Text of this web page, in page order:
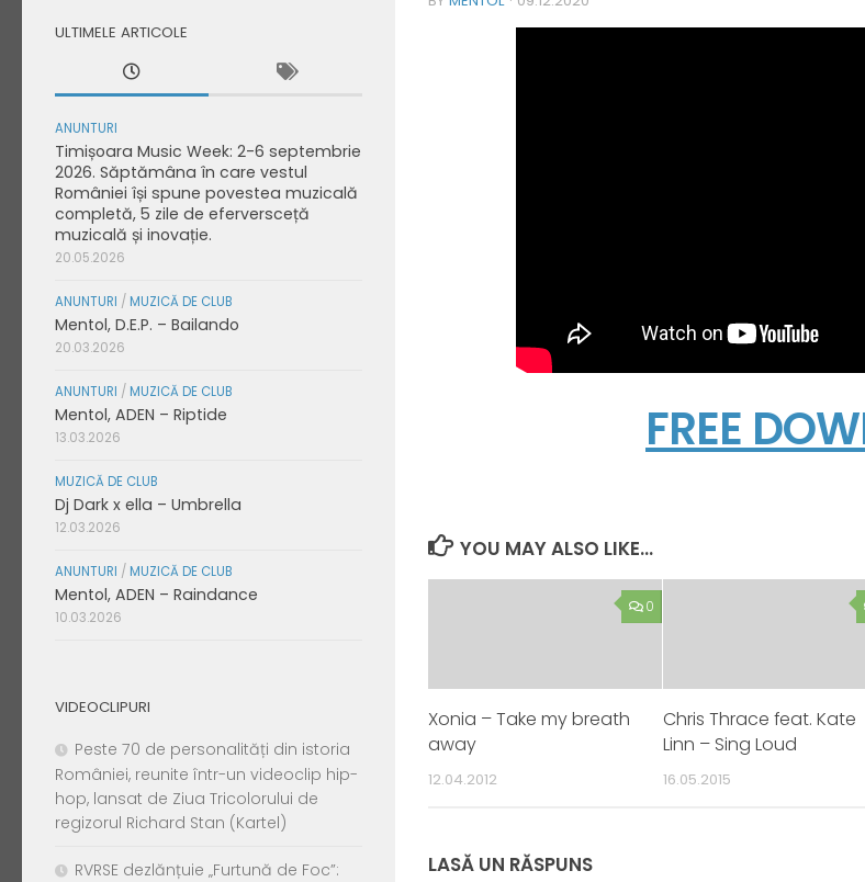
FREE
YOU MAY ALSO LIKE...
0
Xonia – Take my breath
away
12.04.2012
Chris Thrace feat. Kate
Linn – Sing Loud
16.05.2015
LASĂ UN RĂSPUNS
ULTIMELE ARTICOLE
ANUNTURI
Timișoara Music Week: 2-6 septembrie
2026. Săptămâna în care vestul
României își spune povestea muzicală
completă, 5 zile de eferversceță
muzicală și inovație.
20.05.2026
ANUNTURI / MUZICĂ DE CLUB
Mentol, D.E.P. – Bailando
20.03.2026
ANUNTURI / MUZICĂ DE CLUB
Mentol, ADEN – Riptide
13.03.2026
MUZICĂ DE CLUB
Dj Dark x ella – Umbrella
12.03.2026
ANUNTURI / MUZICĂ DE CLUB
Mentol, ADEN – Raindance
10.03.2026
VIDEOCLIPURI
Peste 70 de personalități din istoria
României, reunite într-un videoclip hip-
hop, lansat de Ziua Tricolorului de
regizorul Richard Stan (Kartel)
RVRSE dezlănțuie „Furtună de Foc”: